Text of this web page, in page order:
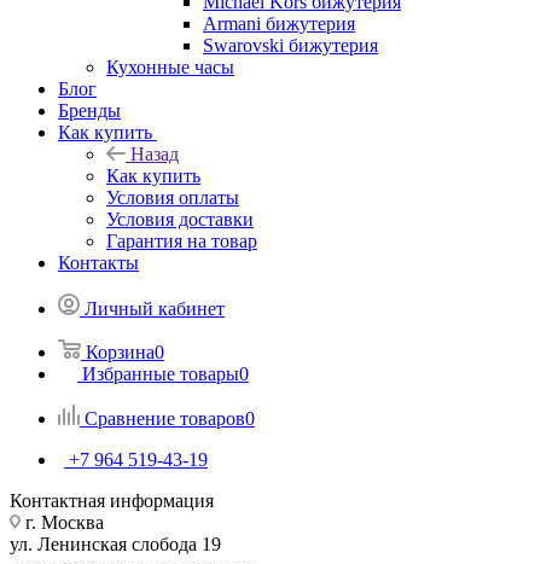
Armani бижутерия
Swarovski бижутерия
Кухонные часы
Блог
Бренды
Как купить
Назад
Как купить
Условия оплаты
Условия доставки
Гарантия на товар
Контакты
Личный кабинет
Корзина0
Избранные товары0
Сравнение товаров0
+7 964 519-43-19
Контактная информация
г. Москва
ул. Ленинская слобода 19